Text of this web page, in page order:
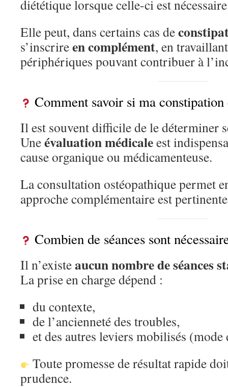
diététique lorsque celle-ci est
Elle peut, dans certains cas de
s’inscrireen complément, en
périphériques pouvant contribuer à
Comment savoir si ma
Il est souvent difficile de le déterminer
Uneévaluation médicaleest
cause organique ou médicamenteuse.
La consultation ostéopathique permet
approche complémentaire est
Combien de séances sont
Il n’existeaucun nombre de séances
La prise en charge dépend :
du contexte,
de l’ancienneté des troubles,
et des autres leviers mobilisés
Toute promesse de résultat rapide
prudence.